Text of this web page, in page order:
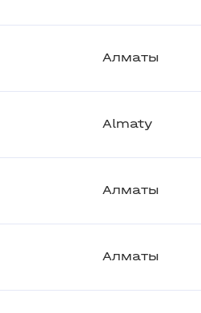
Алматы
Almaty
Алматы
Алматы